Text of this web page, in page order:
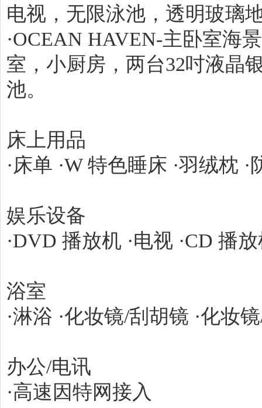
电视，无限泳池，透明玻璃
·OCEAN HAVEN-主卧室海
室，小厨房，两台32吋液晶
池。
床上用品
·床单 ·W 特色睡床 ·羽绒枕
娱乐设备
·DVD 播放机 ·电视 ·CD 播放
浴室
·淋浴 ·化妆镜/刮胡镜 ·化妆
办公/电讯
·高速因特网接入